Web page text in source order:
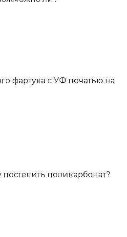
фартука с УФ печатью на
поликарбонат?